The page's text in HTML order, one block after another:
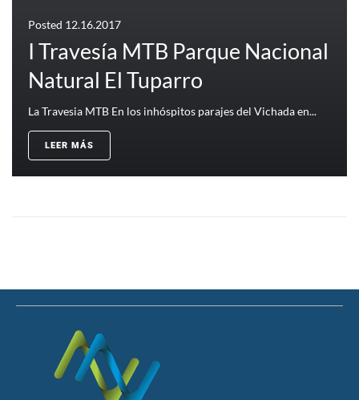
Posted 12.16.2017
I Travesía MTB Parque Nacional
Natural El Tuparro
La Travesia MTB En los inhóspitos parajes del Vichada en...
LEER MÁS